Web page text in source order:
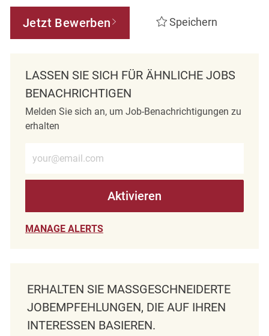
Jetzt Bewerben Speichern
LASSEN SIE SICH FÜR ÄHNLICHE JOBS
BENACHRICHTIGEN
Melden Sie sich an, um Job-Benachrichtigungen zu
erhalten
Aktivieren
MANAGE ALERTS
ERHALTEN SIE MASSGESCHNEIDERTE J
OBEMPFEHLUNGEN, DIE AUF IHREN I
NTERESSEN BASIEREN.